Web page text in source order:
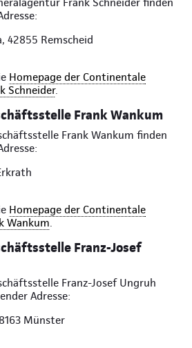
Frank Schneider finden
42855 Remscheid
Homepage der Continentale
Schneider.
Frank Wankum
Frank Wankum finden
Homepage der Continentale
Wankum.
Franz-Josef
Franz-Josef Ungruh
Adresse:
Münster